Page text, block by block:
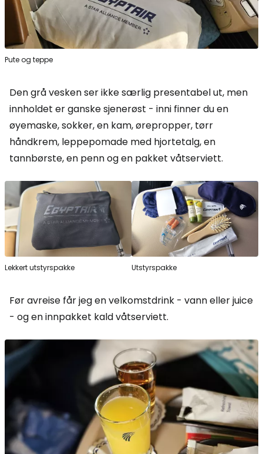
Pute og teppe
Den grå vesken ser ikke særlig presentabel ut, men
innholdet er ganske sjenerøst - inni finner du en
øyemaske, sokker, en kam, ørepropper, tørr
håndkrem, leppepomade med hjortetalg, en
tannbørste, en penn og en pakket våtserviett.
Lekkert utstyrspakke Utstyrspakke
Før avreise får jeg en velkomstdrink - vann eller juice
- og en innpakket kald våtserviett.